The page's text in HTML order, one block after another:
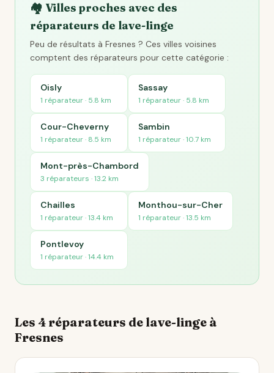
🏘️ Villes proches avec des
réparateurs de lave-linge
Peu de résultats à Fresnes ? Ces villes voisines
comptent des réparateurs pour cette catégorie :
Oisly
1 réparateur · 5.8 km
Sassay
1 réparateur · 5.8 km
Cour-Cheverny
1 réparateur · 8.5 km
Sambin
1 réparateur · 10.7 km
Mont-près-Chambord
3 réparateurs · 13.2 km
Chailles
1 réparateur · 13.4 km
Monthou-sur-Cher
1 réparateur · 13.5 km
Pontlevoy
1 réparateur · 14.4 km
Les 4 réparateurs de lave-linge à
Fresnes